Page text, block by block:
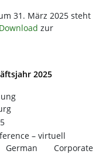
31. März 2025 steht
Download zur
2025
– virtuell
Corporate